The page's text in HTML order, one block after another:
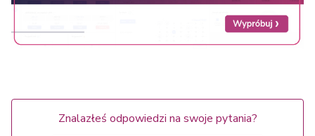
Znalazłeś odpowiedzi na swoje pytania?